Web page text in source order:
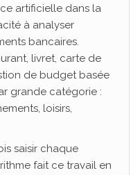
artificielle dans la
à analyser
bancaires.
livret, carte de
de budget basée
grande catégorie :
loisirs,
saisir chaque
fait ce travail en